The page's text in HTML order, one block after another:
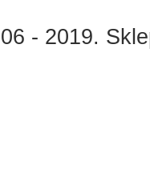
- 2019.